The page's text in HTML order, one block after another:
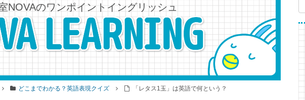
NOVAのワンポイントイングリッシュ
どこまでわかる？英語表現クイズ 「レタス1玉」は英語で何という？